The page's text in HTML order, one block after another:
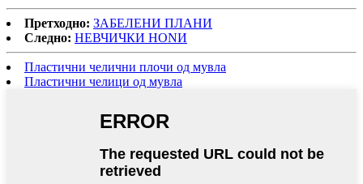
Претходно: ЗАБЕЛЕНИ ПЛАНИ
Следно: НЕВЧИЧКИ НОNИ
Пластични челични плочи од мувла
Пластични челици од мувла